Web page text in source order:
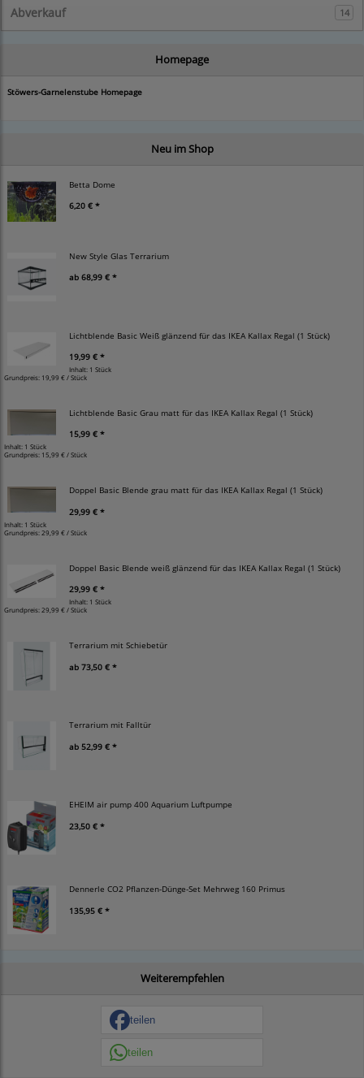
Abverkauf 14
Homepage
Stöwers-Garnelenstube Homepage
Neu im Shop
Betta Dome
6,20 € *
New Style Glas Terrarium
ab 68,99 € *
Lichtblende Basic Weiß glänzend für das IKEA Kallax Regal (1 Stück)
19,99 € *
Inhalt: 1 Stück
Grundpreis: 19,99 € / Stück
Lichtblende Basic Grau matt für das IKEA Kallax Regal (1 Stück)
15,99 € *
Inhalt: 1 Stück
Grundpreis: 15,99 € / Stück
Doppel Basic Blende grau matt für das IKEA Kallax Regal (1 Stück)
29,99 € *
Inhalt: 1 Stück
Grundpreis: 29,99 € / Stück
Doppel Basic Blende weiß glänzend für das IKEA Kallax Regal (1 Stück)
29,99 € *
Inhalt: 1 Stück
Grundpreis: 29,99 € / Stück
Terrarium mit Schiebetür
ab 73,50 € *
Terrarium mit Falltür
ab 52,99 € *
EHEIM air pump 400 Aquarium Luftpumpe
23,50 € *
Dennerle CO2 Pflanzen-Dünge-Set Mehrweg 160 Primus
135,95 € *
Weiterempfehlen
teilen
teilen